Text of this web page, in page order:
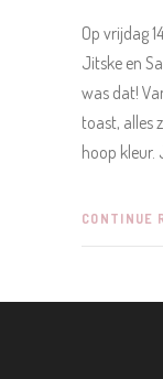
Op vrijdag
Jitske en
was dat!
toast, alles
hoop kleur.
CONTINUE